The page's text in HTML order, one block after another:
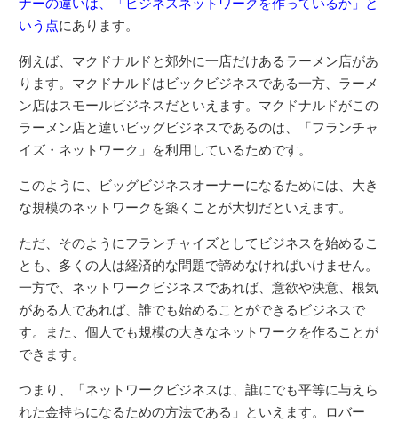
ナーの違いは、「ビジネスネットワークを作っているか」と
いう点にあります。
例えば、マクドナルドと郊外に一店だけあるラーメン店があ
ります。マクドナルドはビックビジネスである一方、ラーメ
ン店はスモールビジネスだといえます。マクドナルドがこの
ラーメン店と違いビッグビジネスであるのは、「フランチャ
イズ・ネットワーク」を利用しているためです。
このように、ビッグビジネスオーナーになるためには、大き
な規模のネットワークを築くことが大切だといえます。
ただ、そのようにフランチャイズとしてビジネスを始めるこ
とも、多くの人は経済的な問題で諦めなければいけません。
一方で、ネットワークビジネスであれば、意欲や決意、根気
がある人であれば、誰でも始めることができるビジネスで
す。また、個人でも規模の大きなネットワークを作ることが
できます。
つまり、「ネットワークビジネスは、誰にでも平等に与えら
れた金持ちになるための方法である」といえます。ロバー